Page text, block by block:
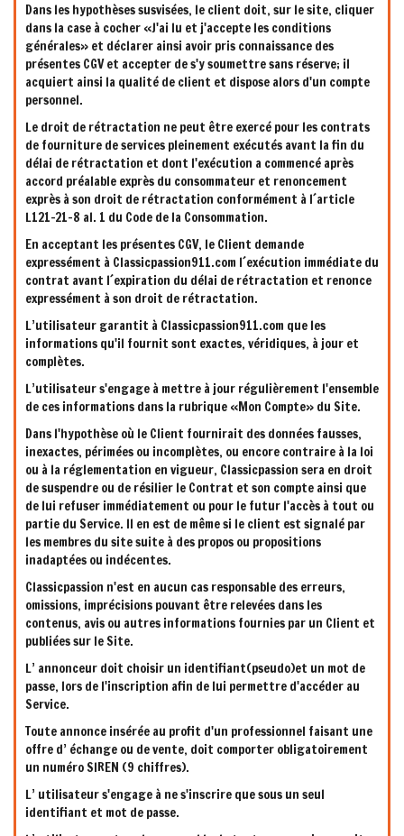
Dans les hypothèses susvisées, le client doit, sur le site, cliquer
dans la case à cocher «J'ai lu et j'accepte les conditions
générales» et déclarer ainsi avoir pris connaissance des
présentes CGV et accepter de s'y soumettre sans réserve; il
acquiert ainsi la qualité de client et dispose alors d'un compte
personnel.
Le droit de rétractation ne peut être exercé pour les contrats
de fourniture de services pleinement exécutés avant la fin du
délai de rétractation et dont l'exécution a commencé après
accord préalable exprès du consommateur et renoncement
exprès à son droit de rétractation conformément à l´article
L121-21-8 al. 1 du Code de la Consommation.
En acceptant les présentes CGV, le Client demande
expressément à Classicpassion911.com l´exécution immédiate du
contrat avant l´expiration du délai de rétractation et renonce
expressément à son droit de rétractation.
L’utilisateur garantit à Classicpassion911.com que les
informations qu'il fournit sont exactes, véridiques, à jour et
complètes.
L’utilisateur s'engage à mettre à jour régulièrement l'ensemble
de ces informations dans la rubrique «Mon Compte» du Site.
Dans l'hypothèse où le Client fournirait des données fausses,
inexactes, périmées ou incomplètes, ou encore contraire à la loi
ou à la réglementation en vigueur, Classicpassion sera en droit
de suspendre ou de résilier le Contrat et son compte ainsi que
de lui refuser immédiatement ou pour le futur l'accès à tout ou
partie du Service. Il en est de même si le client est signalé par
les membres du site suite à des propos ou propositions
inadaptées ou indécentes.
Classicpassion n'est en aucun cas responsable des erreurs,
omissions, imprécisions pouvant être relevées dans les
contenus, avis ou autres informations fournies par un Client et
publiées sur le Site.
L’ annonceur doit choisir un identifiant(pseudo)et un mot de
passe, lors de l'inscription afin de lui permettre d'accéder au
Service.
Toute annonce insérée au profit d'un professionnel faisant une
offre d’ échange ou de vente, doit comporter obligatoirement
un numéro SIREN (9 chiffres).
L’ utilisateur s'engage à ne s'inscrire que sous un seul
identifiant et mot de passe.